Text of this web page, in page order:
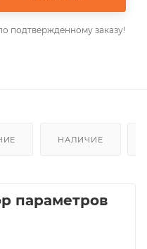
подтвержденному заказу!
НАЛИЧИЕ
параметров